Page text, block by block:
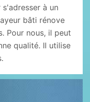
à un
bâti rénove
Pour nous, il peut
qualité. Il utilise